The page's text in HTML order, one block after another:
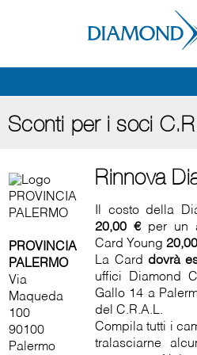
Sconti per i soci
PROVINCIA
PALERMO
Via
Maqueda
100
90100
Palermo
Rinnova
Il costo della
20,00 €per un
Card Young
La Card dovrà
uffici Diamond
Gallo 14 a
del C.R.A.L.
Compila tutti i
tralasciarne